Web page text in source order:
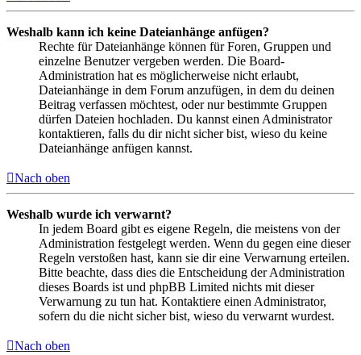
Weshalb kann ich keine Dateianhänge anfügen?
Rechte für Dateianhänge können für Foren, Gruppen und
einzelne Benutzer vergeben werden. Die Board-
Administration hat es möglicherweise nicht erlaubt,
Dateianhänge in dem Forum anzufügen, in dem du deinen
Beitrag verfassen möchtest, oder nur bestimmte Gruppen
dürfen Dateien hochladen. Du kannst einen Administrator
kontaktieren, falls du dir nicht sicher bist, wieso du keine
Dateianhänge anfügen kannst.
Nach oben
Weshalb wurde ich verwarnt?
In jedem Board gibt es eigene Regeln, die meistens von der
Administration festgelegt werden. Wenn du gegen eine dieser
Regeln verstoßen hast, kann sie dir eine Verwarnung erteilen.
Bitte beachte, dass dies die Entscheidung der Administration
dieses Boards ist und phpBB Limited nichts mit dieser
Verwarnung zu tun hat. Kontaktiere einen Administrator,
sofern du die nicht sicher bist, wieso du verwarnt wurdest.
Nach oben